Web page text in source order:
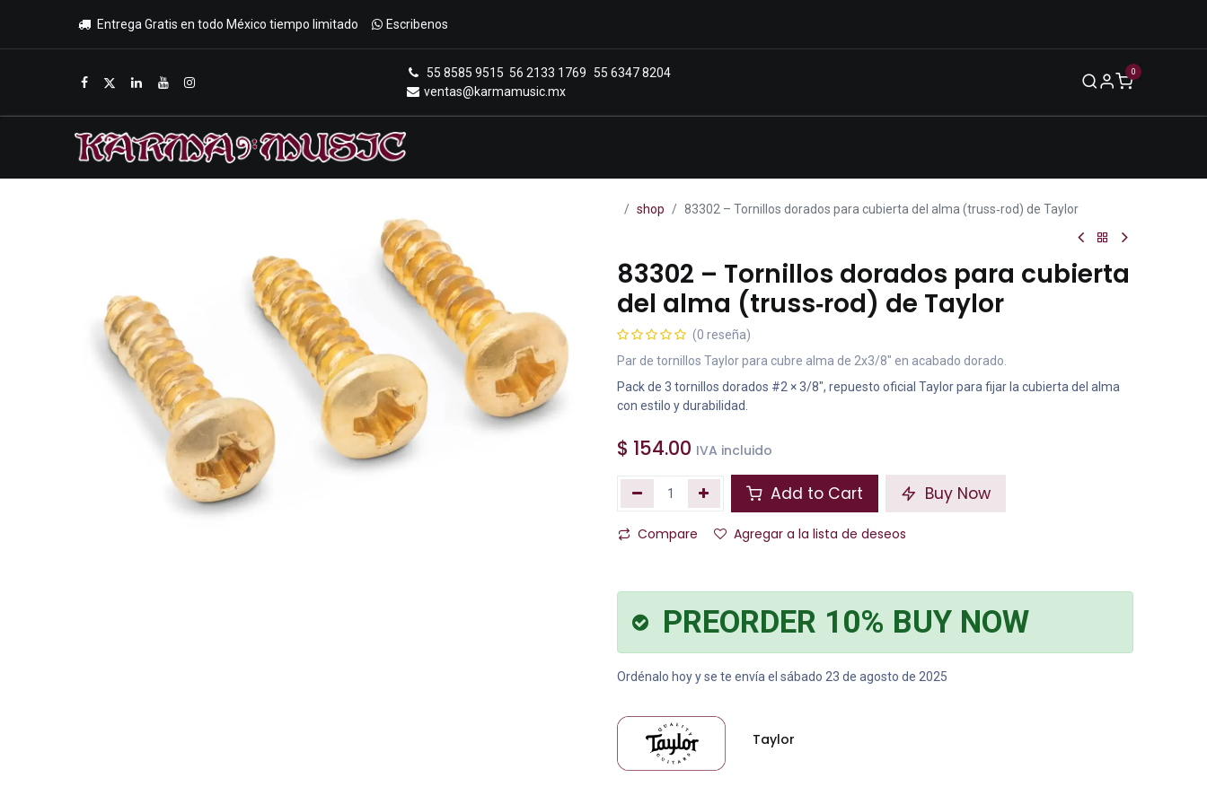
Entrega Gratis en todo México tiempo limitado Escribenos
55 8585 9515 56 2133 1769
55 6347 8204
ventas@karmamusic.mx
0
Inicio Tienda Promociones
shop 83302 – Tornillos dorados para cubierta del alma (truss‑rod) de Taylor
83302 – Tornillos dorados para cubierta
del alma (truss‑rod) de Taylor
(0 reseña)
Par de tornillos Taylor para cubre alma de 2x3/8" en acabado dorado.
Pack de 3 tornillos dorados #2 × 3/8″, repuesto oficial Taylor para fijar la cubierta del alma
con estilo y durabilidad.
$ 154.00 IVA incluido
Add to Cart Buy Now
Compare Agregar a la lista de deseos
PREORDER 10% BUY NOW
Ordénalo hoy y se te envía el sábado 23 de agosto de 2025
Taylor